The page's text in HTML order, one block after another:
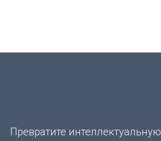
Превратите интеллектуальную